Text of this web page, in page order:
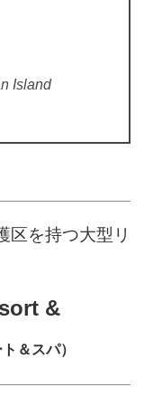
Island
区を持つ大型リ
&
＆スパ）